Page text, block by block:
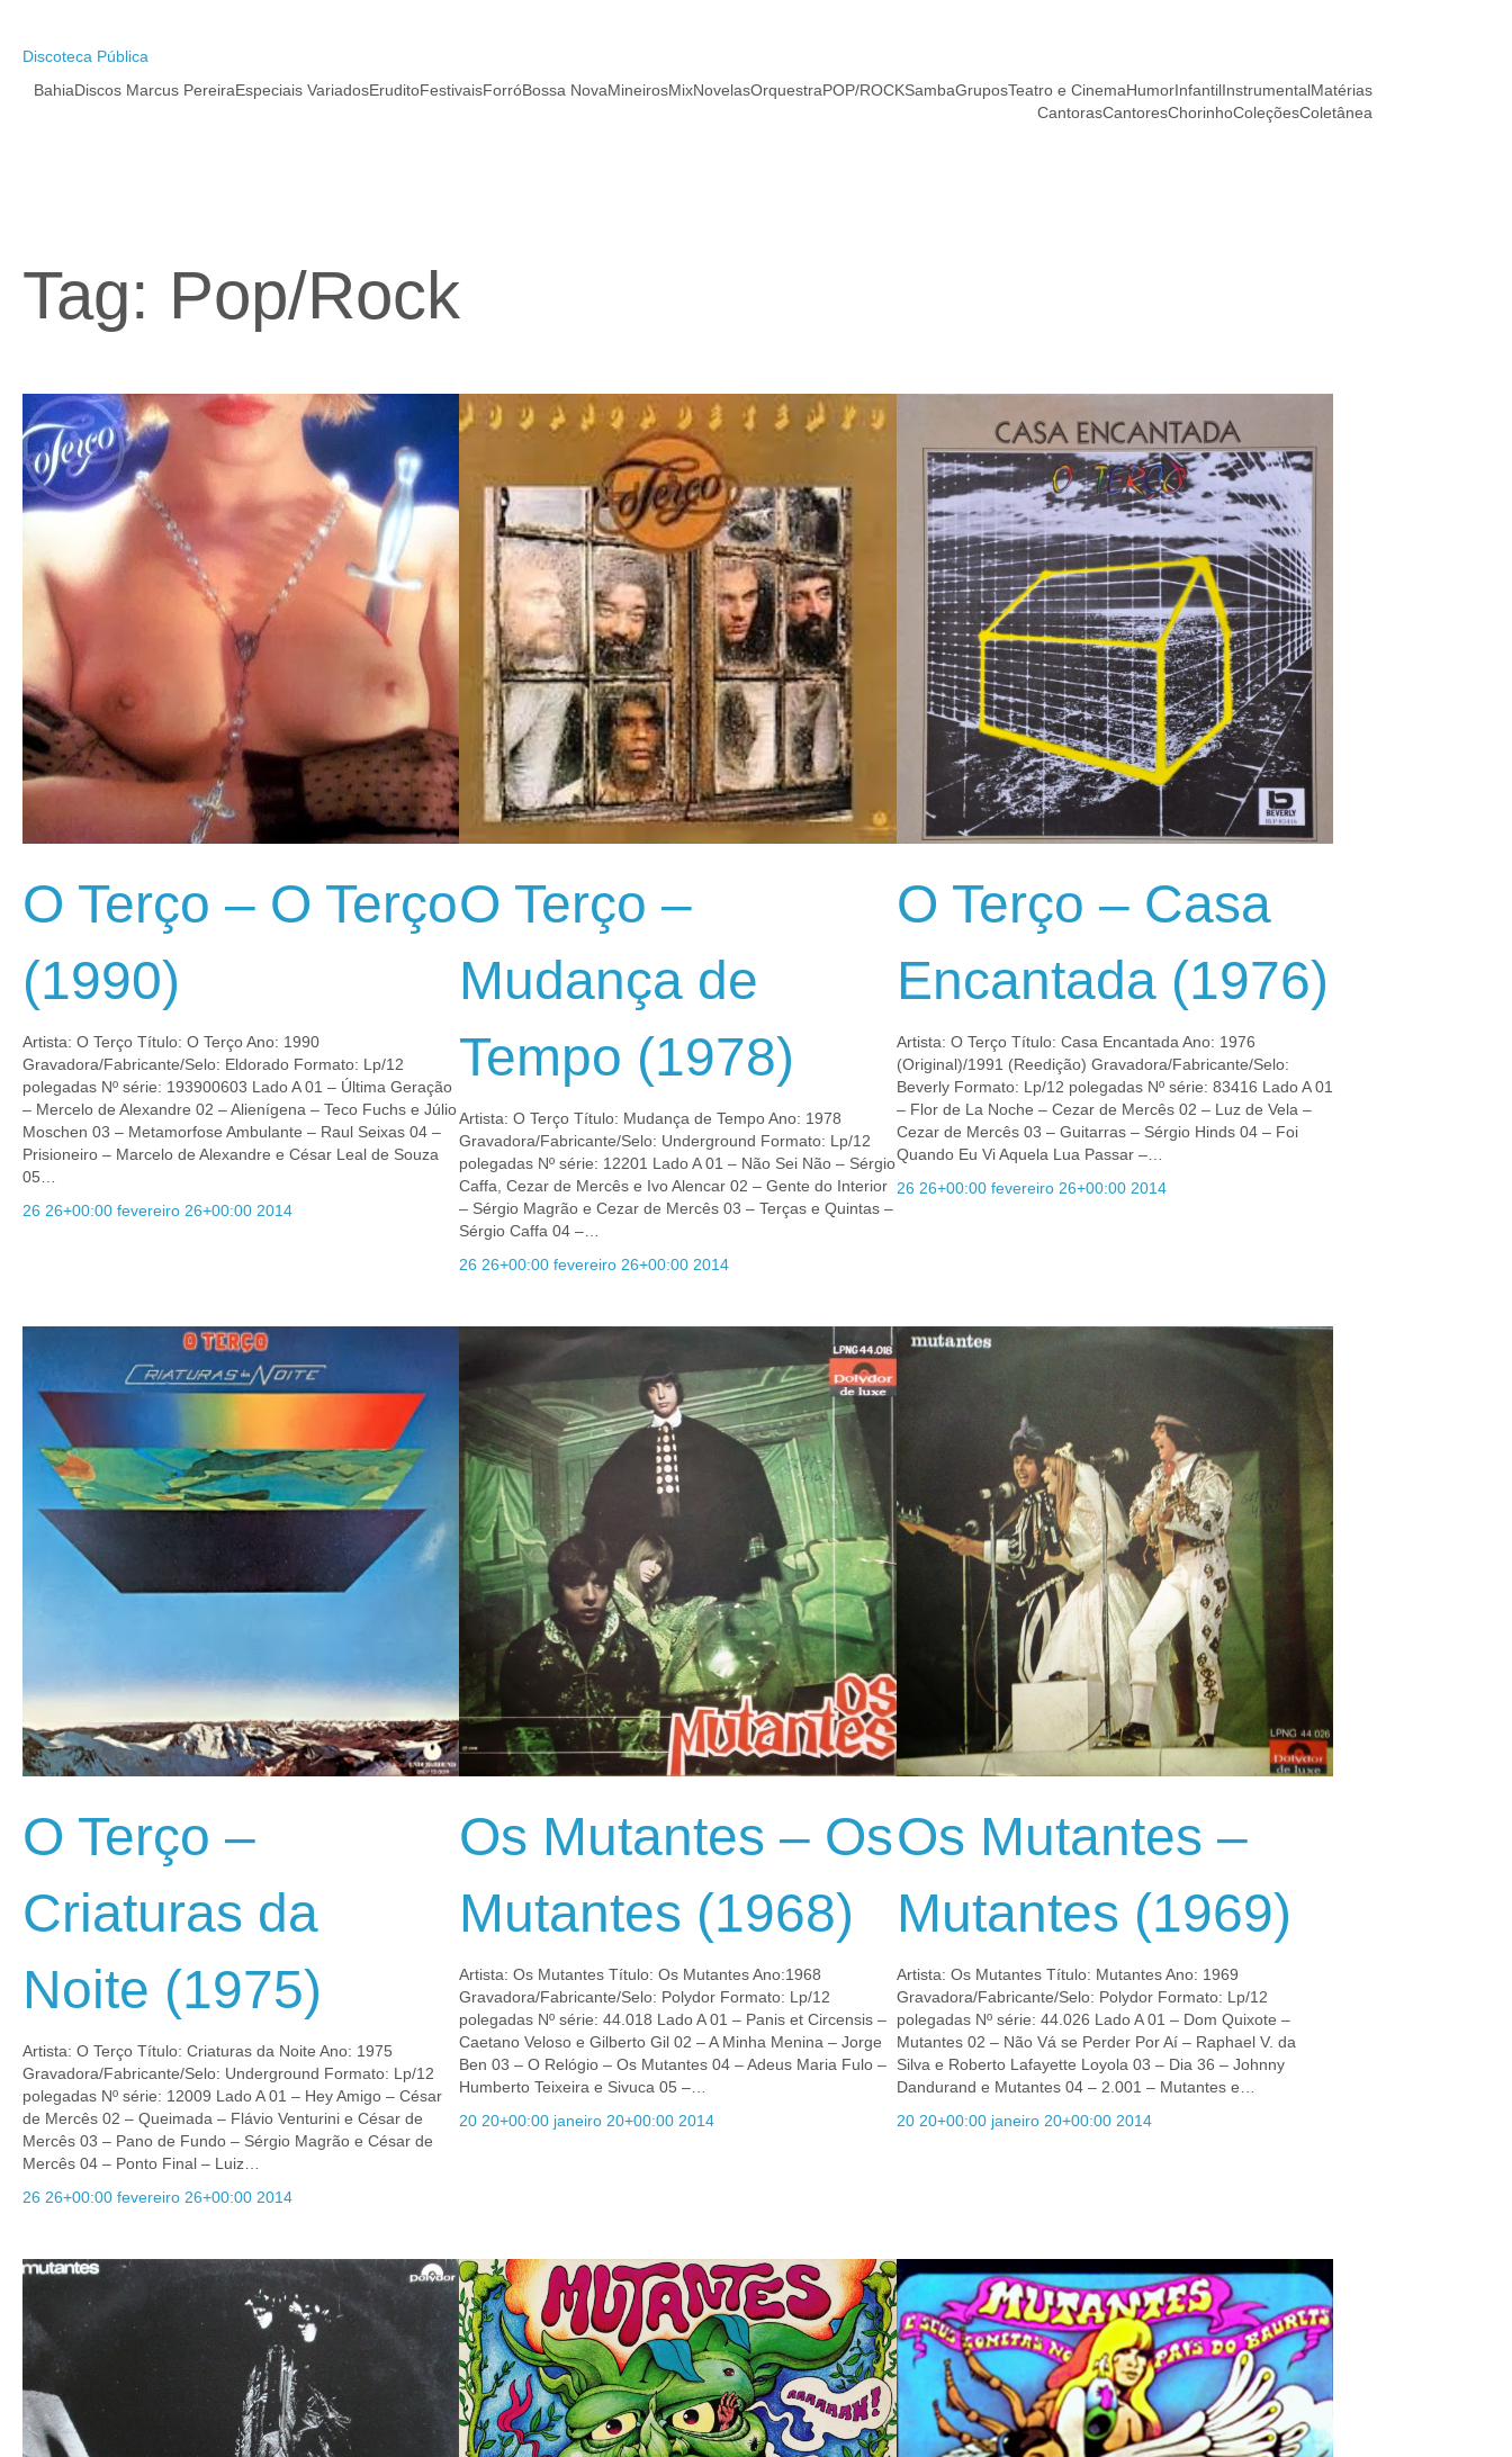
Discoteca Pública
BahiaDiscos Marcus PereiraEspeciais VariadosEruditoFestivaisForróBossa NovaMineirosMixNovelasOrquestraPOP/ROCKSambaGruposTeatro e CinemaHumorInfantilInstrumentalMatérias
CantorasCantoresChorinhoColeçõesColetânea
Tag: Pop/Rock
O Terço – O Terço
(1990)
Artista: O Terço Título: O Terço Ano: 1990
Gravadora/Fabricante/Selo: Eldorado Formato: Lp/12
polegadas Nº série: 193900603 Lado A 01 – Última Geração
– Mercelo de Alexandre 02 – Alienígena – Teco Fuchs e Júlio
Moschen 03 – Metamorfose Ambulante – Raul Seixas 04 –
Prisioneiro – Marcelo de Alexandre e César Leal de Souza
05…
26 26+00:00 fevereiro 26+00:00 2014
O Terço –
Mudança de
Tempo (1978)
Artista: O Terço Título: Mudança de Tempo Ano: 1978
Gravadora/Fabricante/Selo: Underground Formato: Lp/12
polegadas Nº série: 12201 Lado A 01 – Não Sei Não – Sérgio
Caffa, Cezar de Mercês e Ivo Alencar 02 – Gente do Interior
– Sérgio Magrão e Cezar de Mercês 03 – Terças e Quintas –
Sérgio Caffa 04 –…
26 26+00:00 fevereiro 26+00:00 2014
O Terço – Casa
Encantada (1976)
Artista: O Terço Título: Casa Encantada Ano: 1976
(Original)/1991 (Reedição) Gravadora/Fabricante/Selo:
Beverly Formato: Lp/12 polegadas Nº série: 83416 Lado A 01
– Flor de La Noche – Cezar de Mercês 02 – Luz de Vela –
Cezar de Mercês 03 – Guitarras – Sérgio Hinds 04 – Foi
Quando Eu Vi Aquela Lua Passar –…
26 26+00:00 fevereiro 26+00:00 2014
O Terço –
Criaturas da
Noite (1975)
Artista: O Terço Título: Criaturas da Noite Ano: 1975
Gravadora/Fabricante/Selo: Underground Formato: Lp/12
polegadas Nº série: 12009 Lado A 01 – Hey Amigo – César
de Mercês 02 – Queimada – Flávio Venturini e César de
Mercês 03 – Pano de Fundo – Sérgio Magrão e César de
Mercês 04 – Ponto Final – Luiz…
26 26+00:00 fevereiro 26+00:00 2014
Os Mutantes – Os
Mutantes (1968)
Artista: Os Mutantes Título: Os Mutantes Ano:1968
Gravadora/Fabricante/Selo: Polydor Formato: Lp/12
polegadas Nº série: 44.018 Lado A 01 – Panis et Circensis –
Caetano Veloso e Gilberto Gil 02 – A Minha Menina – Jorge
Ben 03 – O Relógio – Os Mutantes 04 – Adeus Maria Fulo –
Humberto Teixeira e Sivuca 05 –…
20 20+00:00 janeiro 20+00:00 2014
Os Mutantes –
Mutantes (1969)
Artista: Os Mutantes Título: Mutantes Ano: 1969
Gravadora/Fabricante/Selo: Polydor Formato: Lp/12
polegadas Nº série: 44.026 Lado A 01 – Dom Quixote –
Mutantes 02 – Não Vá se Perder Por Aí – Raphael V. da
Silva e Roberto Lafayette Loyola 03 – Dia 36 – Johnny
Dandurand e Mutantes 04 – 2.001 – Mutantes e…
20 20+00:00 janeiro 20+00:00 2014